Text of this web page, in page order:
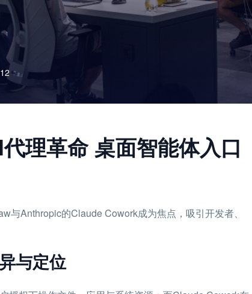
理革命 桌面智能体入口
Anthropic的Claude Cowork成为焦点，吸引开发者、
与定位